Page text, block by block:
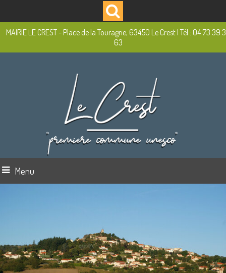
MAIRIE LE CREST - Place de la Touragne, 63450 Le Crest | Tél : 04 73 39
63
Menu